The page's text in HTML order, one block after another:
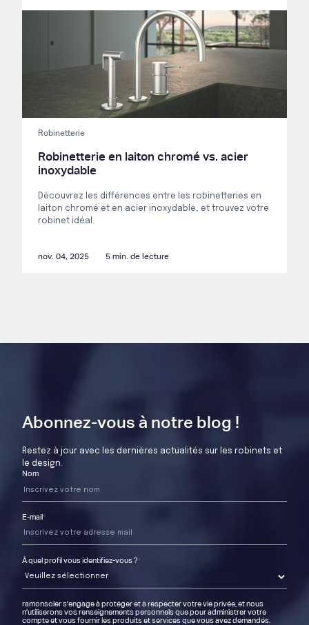
Robinetterie
Robinetterie en laiton chromé vs. acier
inoxydable
Découvrez les différences entre les robinetteries en
laiton chromé et en acier inoxydable, et trouvez votre
robinet idéal.
nov. 04, 2025 5 min. de lecture
Abonnez-vous à notre blog !
Restez à jour avec les dernières actualités sur les robinets et
le design.
Nom
E-mail *
À quel profil vous identifiez-vous ? *
ramonsoler s'engage à protéger et à respecter votre vie privée, et nous
n'utiliserons vos renseignements personnels que pour administrer votre
compte et vous fournir les produits et services que vous avez demandés.